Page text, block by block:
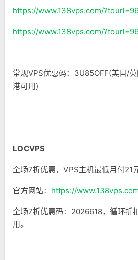
https://www.138vps.com/
https://www.138vps.com/
常规VPS优惠码：3U85OFF(美国/
港可用)
LOCVPS
全场7折优惠，VPS主机最低月付21
官方网站： https://
全场7折优惠码：2026618，循环折
用。